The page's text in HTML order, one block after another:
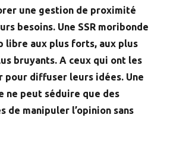
une gestion de proximité
besoins. Une SSR moribonde
libre aux plus forts, aux plus
bruyants. A ceux qui ont les
pour diffuser leurs idées. Une
ne peut séduire que des
de manipuler l’opinion sans